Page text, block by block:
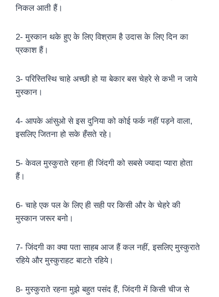
निकल आती हैं।
2- मुस्कान थके हुए के लिए विश्राम है उदास के लिए दिन का
प्रकाश हैं।
3- परिस्तिस्थि चाहे अच्छी हो या बेकार बस चेहरे से कभी न जाये
मुस्कान।
4- आपके आंसुओ से इस दुनिया को कोई फर्क नहीं पड़ने वाला,
इसलिए जितना हो सके हँसते रहे।
5- केवल मुस्कुराते रहना ही जिंदगी को सबसे ज्यादा प्यारा होता
हैं।
6- चाहे एक पल के लिए ही सही पर किसी और के चेहरे की
मुस्कान जरूर बनो।
7- जिंदगी का क्या पता साहब आज हैं कल नहीं, इसलिए मुस्कुराते
रहिये और मुस्कुराहट बाटते रहिये।
8- मुस्कुराते रहना मुझे बहुत पसंद हैं, जिंदगी में किसी चीज से